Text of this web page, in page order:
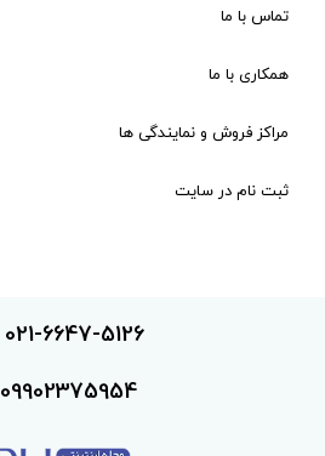
تماس با ما
همکاری با ما
مراکز فروش و نمایندگی ها
ثبت نام در سایت
021-6647-5126
09902375954